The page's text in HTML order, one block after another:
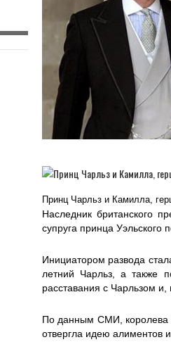
Принц Чарльз и Камилла,
Наследник британского
супруга принца
Инициатором развода
летний Чарльз, а также
расставания с Чарльзом
По данным СМИ, королева
отвергла идею алиментов